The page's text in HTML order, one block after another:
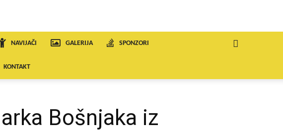
NAVIJAČI GALERIJA SPONZORI
KONTAKT
Bošnjaka iz